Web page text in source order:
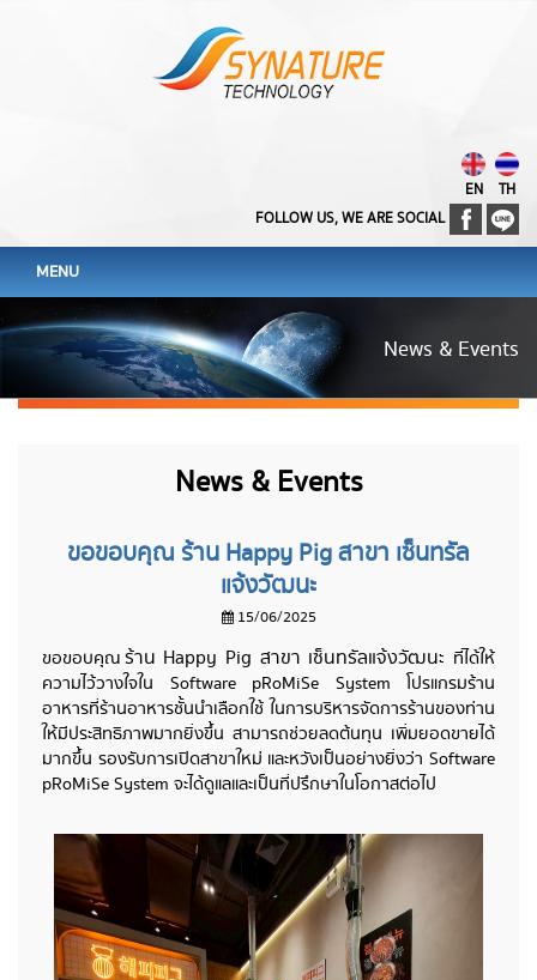
EN
TH
FOLLOW US, WE ARE SOCIAL
MENU
News & Events
News & Events
ขอขอบคุณ ร้าน Happy Pig สาขา เซ็นทรัล
แจ้งวัฒนะ
15/06/2025
ขอขอบคุณร้าน Happy Pig สาขา เซ็นทรัลแจ้งวัฒนะ ที่ได้ให้
ความไว้วางใจใน Software pRoMiSe System โปรแกรมร้าน
อาหารที่ร้านอาหารชั้นนำเลือกใช้ ในการบริหารจัดการร้านของท่าน
ให้มีประสิทธิภาพมากยิ่งขึ้น สามารถช่วยลดต้นทุน เพิ่มยอดขายได้
มากขึ้น รองรับการเปิดสาขาใหม่ และหวังเป็นอย่างยิ่งว่า Software
pRoMiSe System จะได้ดูแลและเป็นที่ปรึกษาในโอกาสต่อไป